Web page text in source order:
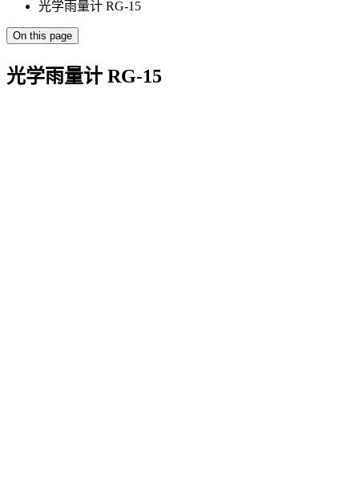
光学雨量计 RG-15
On this page
光学雨量计 RG-15